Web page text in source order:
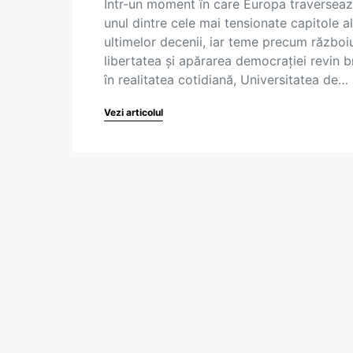
Într-un moment în care Europa
unul dintre cele mai tensionate capitole
ultimelor decenii, iar teme precum
libertatea și apărarea democrației revin
în realitatea cotidiană, Universitatea de…
Vezi articolul